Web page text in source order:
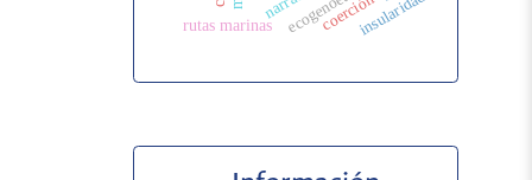
insularidad
rutas marinas coerción